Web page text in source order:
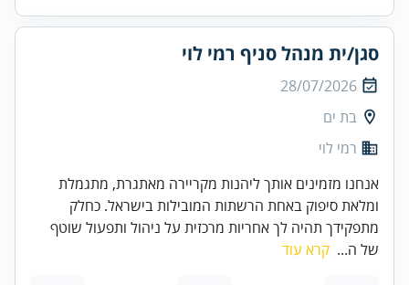
סגן/ית מנהל סניף רמי לוי
28/07/2026
בת ים
רמי לוי
אנחנו מזמינים אותך ליהנות מקריירה מאתגרת, מתגמלת
ומלאת סיפוק באחת הרשתות המובילות בישראל. כחלק
מתפקידך תהיה לך אחריות מרכזית על ניהול ותפעול שוטף
של ה... קרא עוד